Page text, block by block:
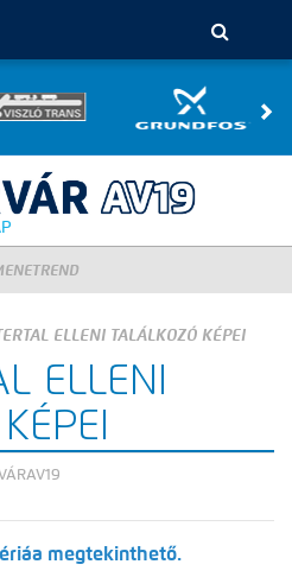
ELLENI TALÁLKOZÓ KÉPEI
ELLENI
megtekinthető.